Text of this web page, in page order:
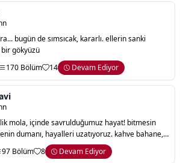
ellerin sanki
gökyüzü
170 Bölüm 14 Devam Ediyor
mola, içinde savrulduğumuz hayat! bitmesin
dumanı, hayalleri uzatıyoruz. kahve bahane,
aynı şeyi arıyoruz. 'sevgi tekrar ediyor
kahve tad
97 Bölüm 8 Devam Ediyor